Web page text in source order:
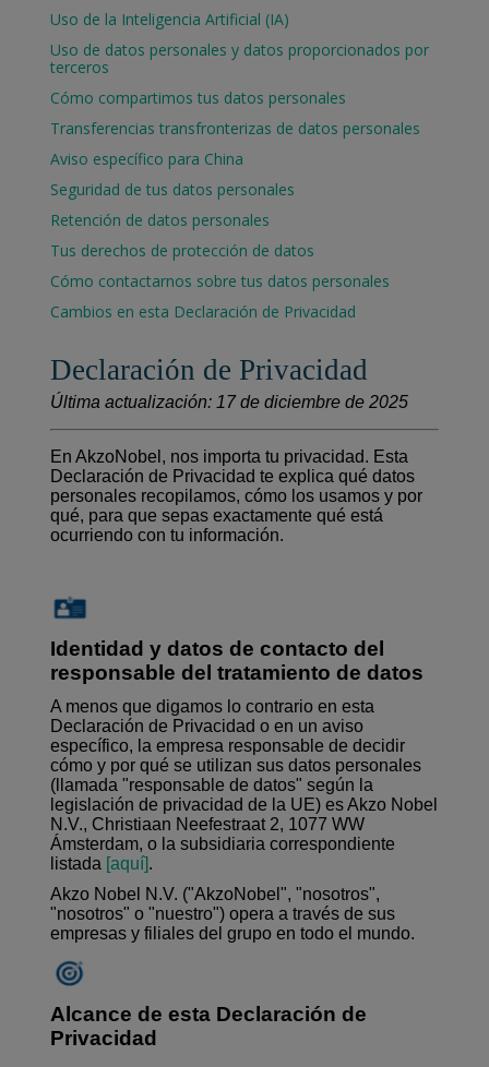
Uso de la Inteligencia Artificial (IA)
Uso de datos personales y datos proporcionados por
terceros
Cómo compartimos tus datos personales
Transferencias transfronterizas de datos personales
Aviso específico para China
Seguridad de tus datos personales
Retención de datos personales
Tus derechos de protección de datos
Cómo contactarnos sobre tus datos personales
Cambios en esta Declaración de Privacidad
Declaración de Privacidad
Última actualización: 17 de diciembre de 2025
En AkzoNobel, nos importa tu privacidad. Esta
Declaración de Privacidad te explica qué datos
personales recopilamos, cómo los usamos y por
qué, para que sepas exactamente qué está
ocurriendo con tu información.
Identidad y datos de contacto del
responsable del tratamiento de datos
A menos que digamos lo contrario en esta
Declaración de Privacidad o en un aviso
específico, la empresa responsable de decidir
cómo y por qué se utilizan sus datos personales
(llamada "responsable de datos" según la
legislación de privacidad de la UE) es Akzo Nobel
N.V., Christiaan Neefestraat 2, 1077 WW
Ámsterdam, o la subsidiaria correspondiente
listada [aquí].
Akzo Nobel N.V. ("AkzoNobel", "nosotros",
"nosotros" o "nuestro") opera a través de sus
empresas y filiales del grupo en todo el mundo.
Alcance de esta Declaración de
Privacidad